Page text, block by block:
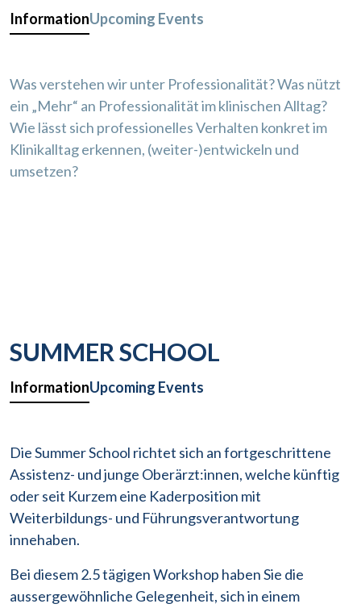
InformationUpcoming Events
Was verstehen wir unter Professionalität? Was nützt
ein „Mehr“ an Professionalität im klinischen Alltag?
Wie lässt sich professionelles Verhalten konkret im
Klinikalltag erkennen, (weiter-)entwickeln und
umsetzen?
SUMMER SCHOOL
InformationUpcoming Events
Die Summer School richtet sich an fortgeschrittene
Assistenz- und junge Oberärzt:innen, welche künftig
oder seit Kurzem eine Kaderposition mit
Weiterbildungs- und Führungsverantwortung
innehaben.
Bei diesem 2.5 tägigen Workshop haben Sie die
aussergewöhnliche Gelegenheit, sich in einem